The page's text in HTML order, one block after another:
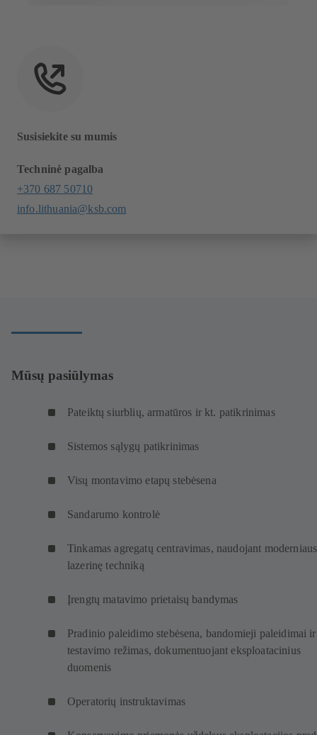
Susisiekite su mumis
Techninė pagalba
+370 687 50710
info.lithuania@ksb.com
Mūsų pasiūlymas
Pateiktų siurblių, armatūros ir kt. patikrinimas
Sistemos sąlygų patikrinimas
Visų montavimo etapų stebėsena
Sandarumo kontrolė
Tinkamas agregatų centravimas, naudojant
lazerinę techniką
Įrengtų matavimo prietaisų bandymas
Pradinio paleidimo stebėsena, bandomieji paleidimai ir
testavimo režimas, dokumentuojant eksploatacinius
duomenis
Operatorių instruktavimas